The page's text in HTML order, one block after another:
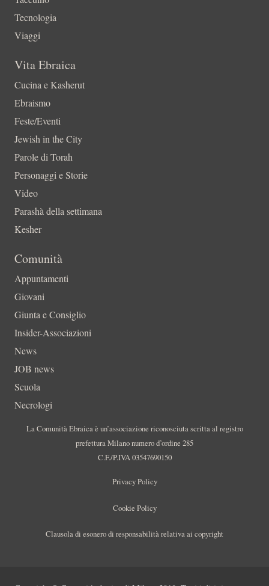
Tecnologia
Viaggi
Vita Ebraica
Cucina e Kasherut
Ebraismo
Feste/Eventi
Jewish in the City
Parole di Torah
Personaggi e Storie
Video
Parashà della settimana
Kesher
Comunità
Appuntamenti
Giovani
Giunta e Consiglio
Insider-Associazioni
News
JOB news
Scuola
Necrologi
La Comunità Ebraica è un’associazione riconosciuta scritta al registro
prefettura Milano numero d’ordine 285
C.F./P.IVA 03547690150
Privacy Policy
Cookie Policy
Clausola di esonero di responsabilità relativa ai copyright